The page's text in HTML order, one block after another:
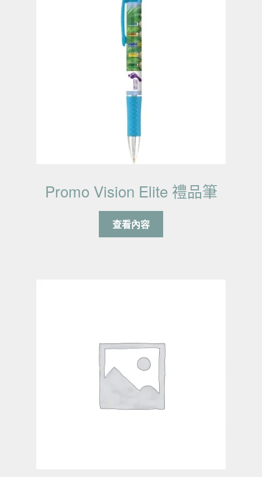
Promo Vision Elite 禮品筆
查看內容